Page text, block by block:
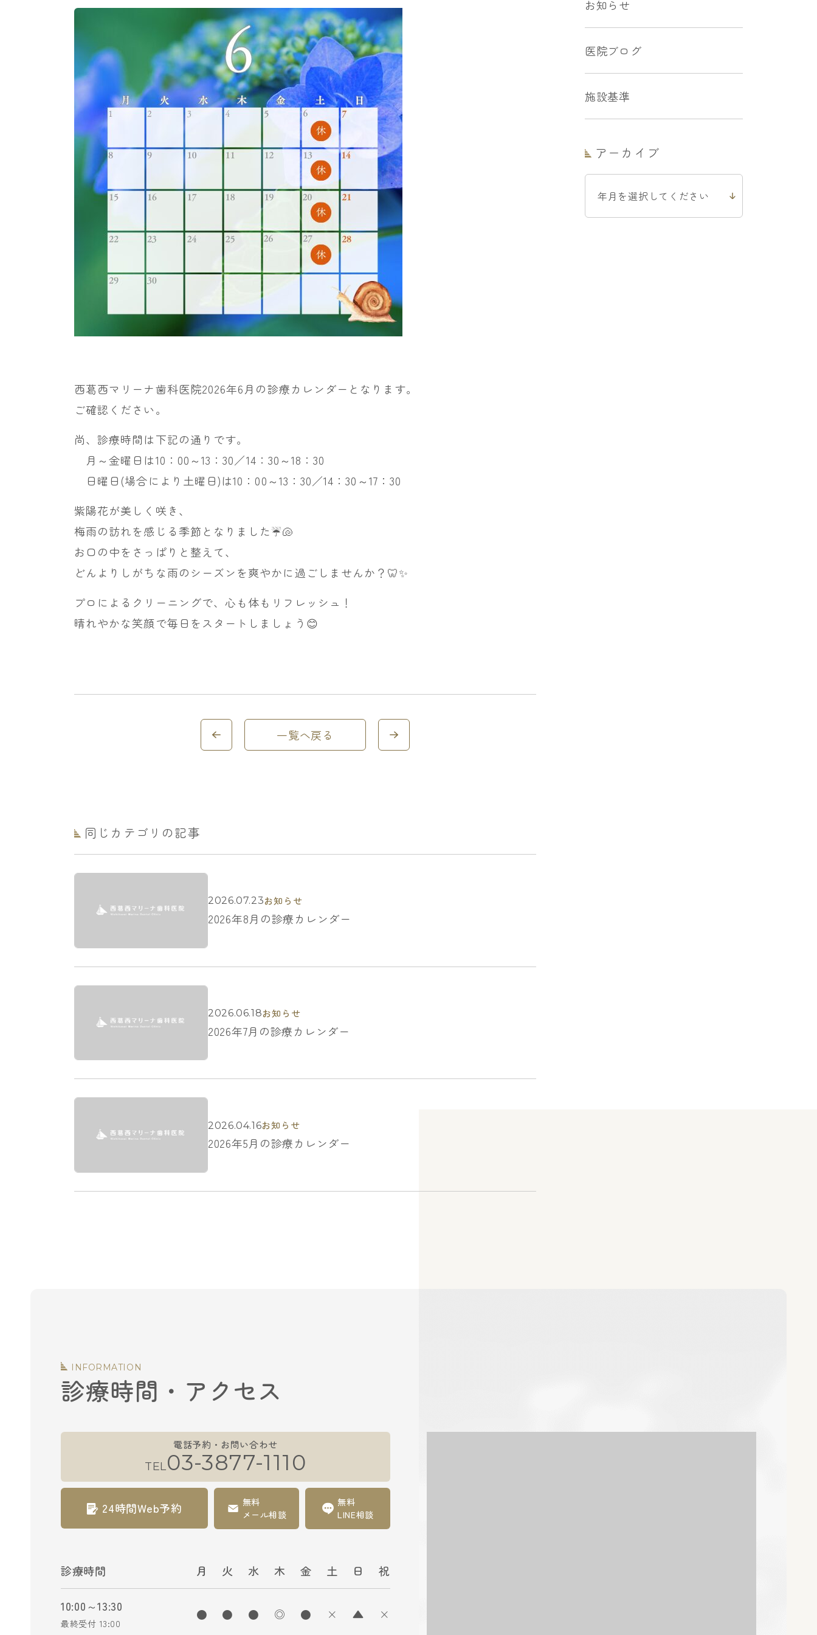
西葛西マリーナ歯科医院2026年6月の診療カレンダーとなります。
ご確認ください。
尚、診療時間は下記の通りです。
月～金曜日は10：00～13：30／14：30～18：30
日曜日(場合により土曜日)は10：00～13：30／14：30～17：30
紫陽花が美しく咲き、
梅雨の訪れを感じる季節となりました☔️🐚
お口の中をさっぱりと整えて、
どんよりしがちな雨のシーズンを爽やかに過ごしませんか？🦷✨
プロによるクリーニングで、心も体もリフレッシュ！
晴れやかな笑顔で毎日をスタートしましょう😊
一覧へ戻る
同じカテゴリの記事
2026.07.23お知らせ
2026年8月の診療カレンダー
2026.06.18お知らせ
2026年7月の診療カレンダー
2026.04.16お知らせ
2026年5月の診療カレンダー
お知らせ
医院ブログ
施設基準
アーカイブ
INFORMATION
診療時間・アクセス
電話予約・お問い合わせ
TEL03-3877-1110
24時間Web予約
無料
メール相談
無料
LINE相談
診療時間 月 火 水 木 金 土 日 祝
10:00～13:30
最終受付 13:00
● ● ● ◎ ● × ▲ ×